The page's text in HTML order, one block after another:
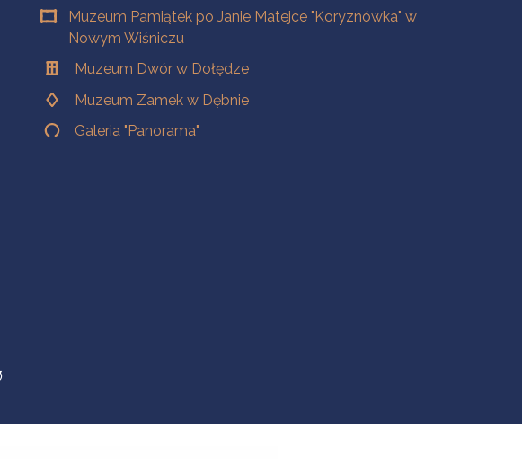
Muzeum Pamiątek po Janie Matejce "Koryznówka" w
Nowym Wiśniczu
Muzeum Dwór w Dołędze
Muzeum Zamek w Dębnie
Galeria "Panorama"